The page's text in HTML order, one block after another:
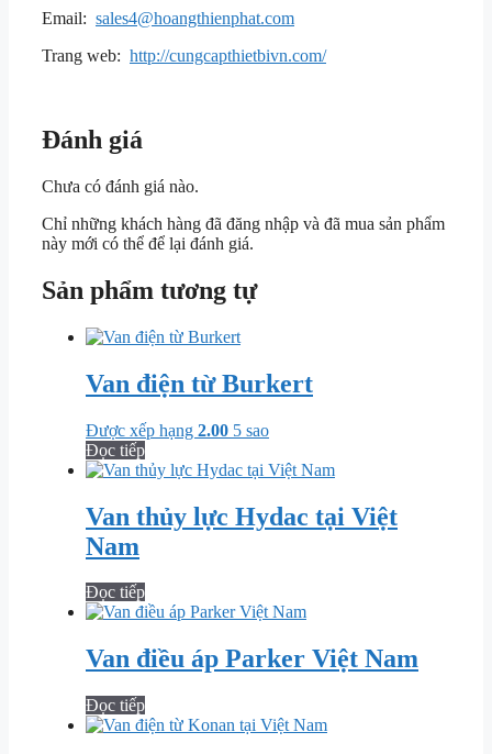
Email: sales4@hoangthienphat.com
Trang web: http://cungcapthietbivn.com/
Đánh giá
Chưa có đánh giá nào.
Chỉ những khách hàng đã đăng nhập và đã mua sản phẩm
này mới có thể để lại đánh giá.
Sản phẩm tương tự
Van điện từ Burkert
Được xếp hạng 2.00 5 sao
Đọc tiếp
Van thủy lực Hydac tại Việt
Nam
Đọc tiếp
Van điều áp Parker Việt Nam
Đọc tiếp